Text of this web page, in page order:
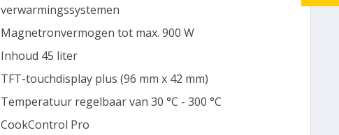
verwarmingssystemen
Magnetronvermogen tot max. 900 W
Inhoud 45 liter
TFT-touchdisplay plus (96 mm x 42 mm)
Temperatuur regelbaar van 30 °C - 300 °C
CookControl Pro